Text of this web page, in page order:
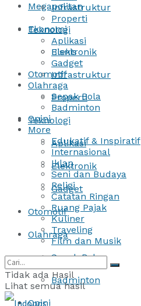
Megapolitan
Ekonomi
Bisnis
Infrastruktur
Properti
Teknologi
Aplikasi
Elektronik
Gadget
Otomotif
Olahraga
Sepak Bola
Badminton
Opini
Infrastruktur
Properti
Teknologi
Aplikasi
Elektronik
Gadget
Otomotif
Olahraga
Sepak Bola
Badminton
Opini
More
Edukatif & Inspiratif
Internasional
Iklan
Seni dan Budaya
Religi
Catatan Ringan
Ruang Pajak
Kuliner
Traveling
Film dan Musik
Tidak ada Hasil
Lihat semua hasil